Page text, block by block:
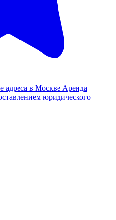
Аренда
юридического